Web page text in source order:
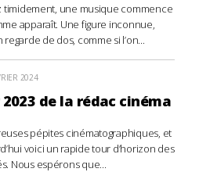
timidement, une musique commence
apparaît. Une figure inconnue,
de dos, comme si l’on...
2024
de la rédac cinéma
pépites cinématographiques, et
voici un rapide tour d’horizon des
Nous espérons que...